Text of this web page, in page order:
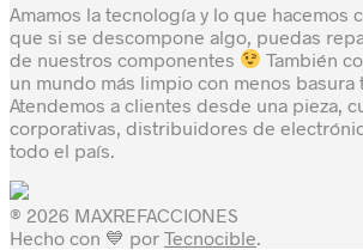
Amamos la tecnología y lo que hacemos
que si se descompone algo, puedas
de nuestros componentes
También
un mundo más limpio con menos basura
Atendemos a clientes desde una pieza,
corporativas, distribuidores de
todo el país.
® 2026 MAXREFACCIONES
Hecho con 💙 por Tecnocible.